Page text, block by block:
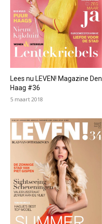
Lees nu LEVEN! Magazine Den
Haag #36
5 maart 2018